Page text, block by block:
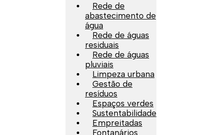
Rede de
abastecimento de
água
Rede de águas
residuais
Rede de águas
pluviais
Limpeza urbana
Gestão de
resíduos
Espaços verdes
Sustentabilidade
Empreitadas
Fontanários